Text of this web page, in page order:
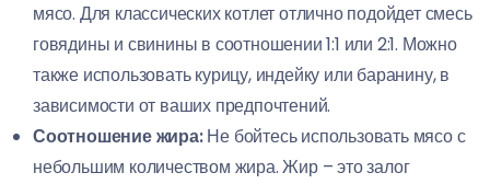
мясо. Для классических котлет отлично подойдет смесь
говядины и свинины в соотношении 1:1 или 2:1. Можно
также использовать курицу, индейку или баранину, в
зависимости от ваших предпочтений.
Соотношение жира:Не бойтесь использовать мясо с
небольшим количеством жира. Жир – это залог